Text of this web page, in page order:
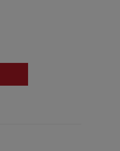
Wert ein oder